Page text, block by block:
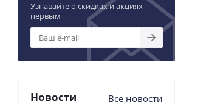
Узнавайте о скидках и акциях
первым
Новости Все новости